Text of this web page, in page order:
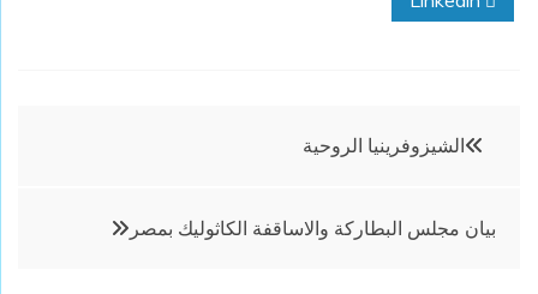
تصفّح
الشيزوفرينيا الروحية
بيان مجلس البطاركة والاساقفة الكاثوليك بمصر